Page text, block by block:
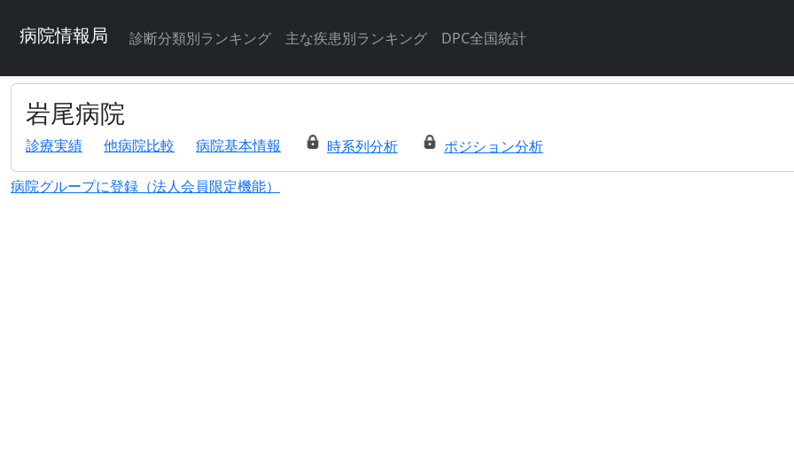
病院情報局 診断分類別ランキング 主な疾患別ランキング DPC全国統計
岩尾病院
診療実績 他病院比較 病院基本情報 時系列分析 ポジション分析
病院グループに登録（法人会員限定機能）